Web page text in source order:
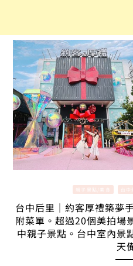
親子景點/美食 台中
台中后里｜約客厚禮築夢
附菜單。超過20個美拍場
中親子景點。台中室內景
天